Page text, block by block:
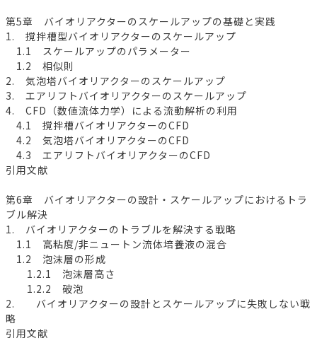
第5章 バイオリアクターのスケールアップの基礎と実践
1. 撹拌槽型バイオリアクターのスケールアップ
1.1 スケールアップのパラメーター
1.2 相似則
2. 気泡塔バイオリアクターのスケールアップ
3. エアリフトバイオリアクターのスケールアップ
4. CFD（数値流体力学）による流動解析の利用
4.1 撹拌槽バイオリアクターのCFD
4.2 気泡塔バイオリアクターのCFD
4.3 エアリフトバイオリアクターのCFD
引用文献
第6章 バイオリアクターの設計・スケールアップにおけるトラ
ブル解決
1. バイオリアクターのトラブルを解決する戦略
1.1 高粘度/非ニュートン流体培養液の混合
1.2 泡沫層の形成
1.2.1 泡沫層高さ
1.2.2 破泡
2. バイオリアクターの設計とスケールアップに失敗しない戦
略
引用文献